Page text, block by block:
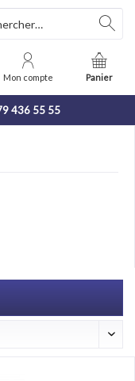
436 55 55
Panier
Mon compte